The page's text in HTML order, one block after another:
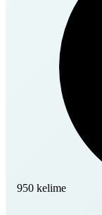
950 kelime